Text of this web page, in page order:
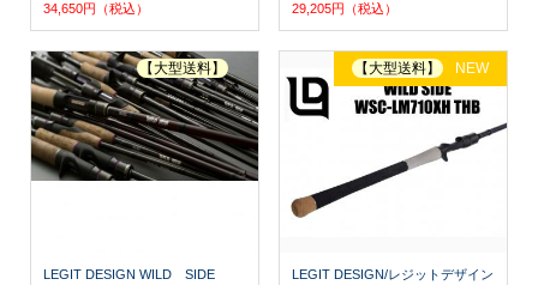
34,650円（税込）
29,205円（税込）
LEGIT DESIGN WILD SIDE
【大型送料】
LEGIT DESIGN/レジットデザイン
【大型送料】 NEW